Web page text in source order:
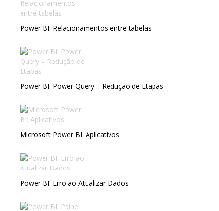
Power BI: Relacionamentos entre tabelas
Power BI: Power Query – Redução de Etapas
Microsoft Power BI: Aplicativos
Power BI: Erro ao Atualizar Dados